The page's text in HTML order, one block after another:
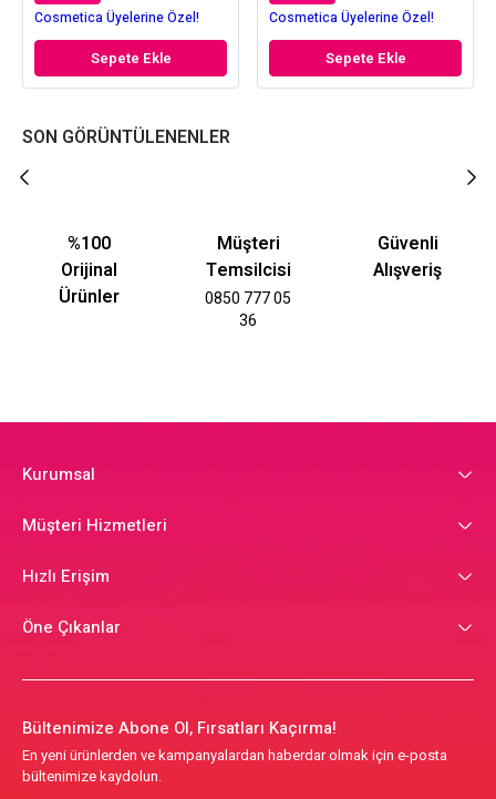
Cosmetica Üyelerine Özel!
Sepete Ekle
Cosmetica Üyelerine Özel!
Sepete Ekle
SON GÖRÜNTÜLENENLER
%100
Orijinal
Ürünler
Müşteri
Temsilcisi
0850 777 05
36
Güvenli
Alışveriş
Kurumsal
Müşteri Hizmetleri
Hızlı Erişim
Öne Çıkanlar
Bültenimize Abone Ol, Fırsatları Kaçırma!
En yeni ürünlerden ve kampanyalardan haberdar olmak için e-posta
bültenimize kaydolun.